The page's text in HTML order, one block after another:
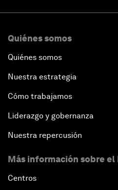
Quiénes somos
Quiénes somos
Nuestra estrategia
Cómo trabajamos
Liderazgo y gobernanza
Nuestra repercusión
Más información sobre el
Centros